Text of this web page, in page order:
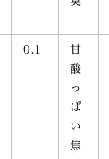
0.1
甘
酸
っ
ぱ
い
焦